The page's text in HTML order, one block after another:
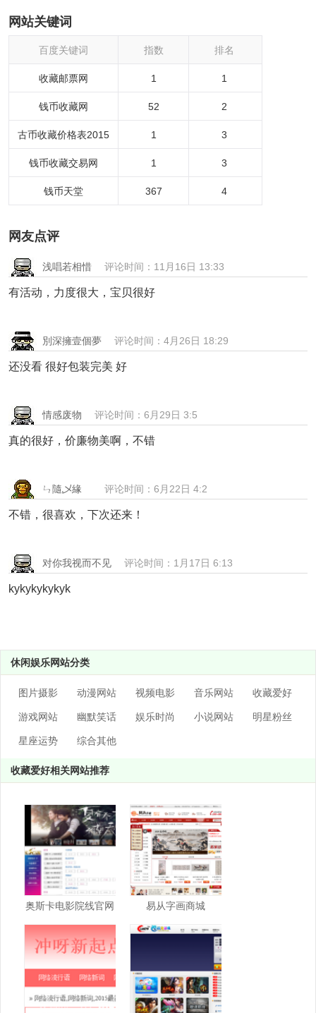
网站关键词
百度关键词 指数 排名
收藏邮票网 1 1
钱币收藏网 52 2
古币收藏价格表2015 1 3
钱币收藏交易网 1 3
钱币天堂 367 4
网友点评
浅唱若相惜 评论时间：11月16日 13:33
有活动，力度很大，宝贝很好
別深擁壹個夢 评论时间：4月26日 18:29
还没看 很好包装完美 好
情感废物 评论时间：6月29日 3:5
真的很好，价廉物美啊，不错
ㄣ隨乄緣ゞ 评论时间：6月22日 4:2
不错，很喜欢，下次还来！
对你我视而不见 评论时间：1月17日 6:13
kykykykykyk
休闲娱乐网站分类
图片摄影 动漫网站 视频电影 音乐网站 收藏爱好
游戏网站 幽默笑话 娱乐时尚 小说网站 明星粉丝
星座运势 综合其他
收藏爱好相关网站推荐
奥斯卡电影院线官网 易从字画商城